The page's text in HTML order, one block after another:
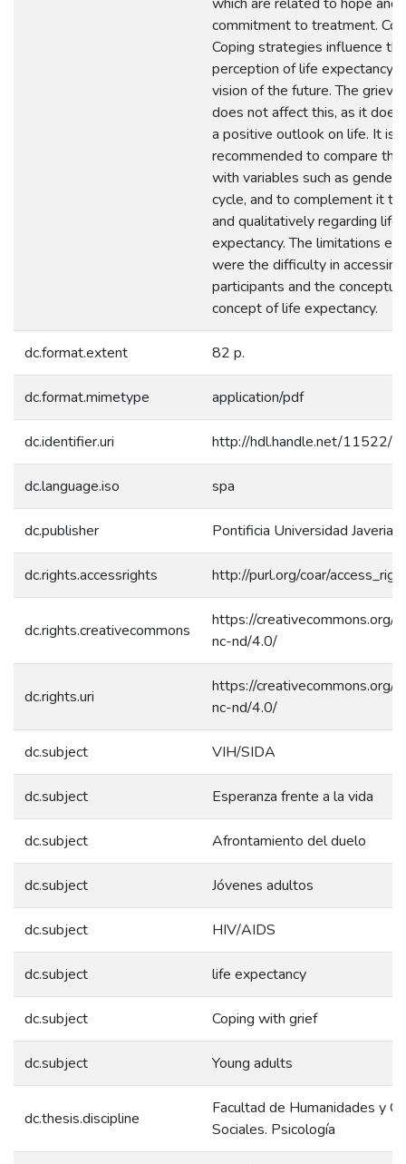
commitment to treatment.
Coping strategies influence the
perception of life expectancy
vision of the future. The
does not affect this, as it does
a positive outlook on life. It is
recommended to compare
with variables such as gender
cycle, and to complement it
and qualitatively regarding life
expectancy. The limitations
were the difficulty in accessing
participants and the
concept of life expectancy.
dc.format.extent 82 p.
dc.format.mimetype application/pdf
dc.identifier.uri http://hdl.handle.net/11522/
dc.language.iso spa
dc.publisher Pontificia Universidad
dc.rights.accessrights http://purl.org/coar/
dc.rights.creativecommons
https://creativecommons.org/
nc-nd/4.0/
dc.rights.uri
https://creativecommons.org/
nc-nd/4.0/
dc.subject VIH/SIDA
dc.subject Esperanza frente a la vida
dc.subject Afrontamiento del duelo
dc.subject Jóvenes adultos
dc.subject HIV/AIDS
dc.subject life expectancy
dc.subject Coping with grief
dc.subject Young adults
dc.thesis.discipline
Facultad de Humanidades y
Sociales. Psicología